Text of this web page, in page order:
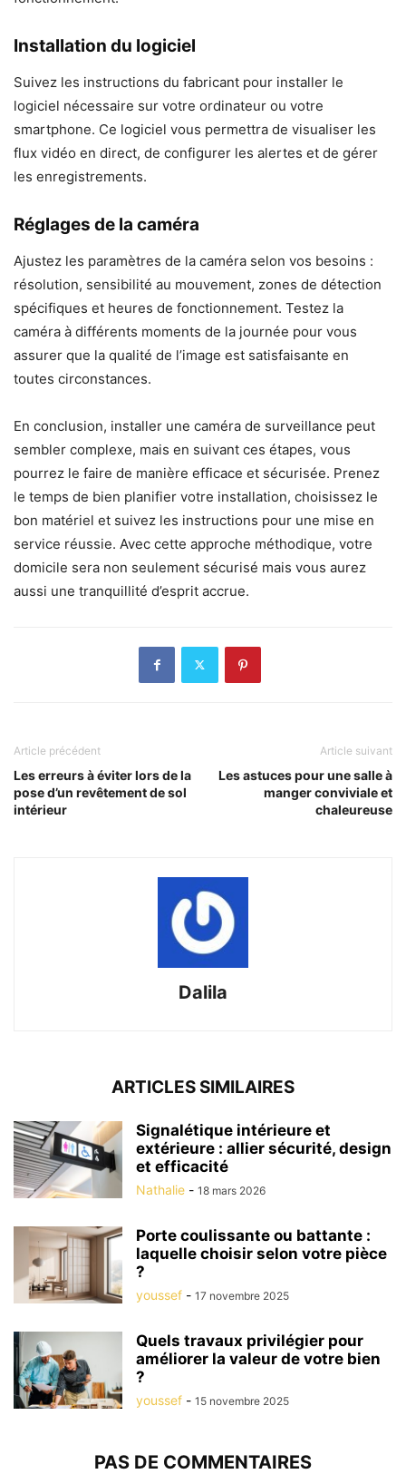
Installation du logiciel
Suivez les instructions du fabricant pour installer le
logiciel nécessaire sur votre ordinateur ou votre
smartphone. Ce logiciel vous permettra de visualiser les
flux vidéo en direct, de configurer les alertes et de gérer
les enregistrements.
Réglages de la caméra
Ajustez les paramètres de la caméra selon vos besoins :
résolution, sensibilité au mouvement, zones de détection
spécifiques et heures de fonctionnement. Testez la
caméra à différents moments de la journée pour vous
assurer que la qualité de l’image est satisfaisante en
toutes circonstances.
En conclusion, installer une caméra de surveillance peut
sembler complexe, mais en suivant ces étapes, vous
pourrez le faire de manière efficace et sécurisée. Prenez
le temps de bien planifier votre installation, choisissez le
bon matériel et suivez les instructions pour une mise en
service réussie. Avec cette approche méthodique, votre
domicile sera non seulement sécurisé mais vous aurez
aussi une tranquillité d’esprit accrue.
Article précédent
Les erreurs à éviter lors de la
pose d’un revêtement de sol
intérieur
Article suivant
Les astuces pour une salle à
manger conviviale et
chaleureuse
Dalila
ARTICLES SIMILAIRES
Signalétique intérieure et
extérieure : allier sécurité, design
et efficacité
Nathalie - 18 mars 2026
Porte coulissante ou battante :
laquelle choisir selon votre pièce
?
youssef - 17 novembre 2025
Quels travaux privilégier pour
améliorer la valeur de votre bien
?
youssef - 15 novembre 2025
PAS DE COMMENTAIRES